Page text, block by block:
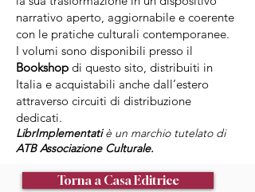
narrativo aperto, aggiornabile e coerente
con le pratiche culturali contemporanee.
I volumi sono disponibili presso il
Bookshop di questo sito, distribuiti in
Italia e acquistabili anche dall’estero
attraverso circuiti di distribuzione
dedicati.
LibrImplementatiè un marchio tutelato di
ATB Associazione Culturale.
Torna a Casa Editrice